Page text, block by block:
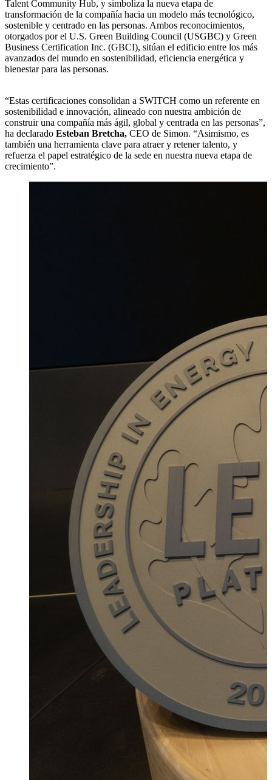
Talent Community Hub, y simboliza la nueva etapa de
transformación de la compañía hacia un modelo más tecnológico,
sostenible y centrado en las personas. Ambos reconocimientos,
otorgados por el U.S. Green Building Council (USGBC) y Green
Business Certification Inc. (GBCI), sitúan el edificio entre los más
avanzados del mundo en sostenibilidad, eficiencia energética y
bienestar para las personas.
“Estas certificaciones consolidan a SWITCH como un referente en
sostenibilidad e innovación, alineado con nuestra ambición de
construir una compañía más ágil, global y centrada en las personas”,
ha declarado Esteban Bretcha, CEO de Simon. “Asimismo, es
también una herramienta clave para atraer y retener talento, y
refuerza el papel estratégico de la sede en nuestra nueva etapa de
crecimiento”.